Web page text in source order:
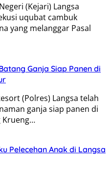
(Kejari) Langsa
uqubat cambuk
yang melanggar Pasal
Ganja Siap Panen di
(Polres) Langsa telah
ganja siap panen di
Krueng…
Pelecehan Anak di Langsa